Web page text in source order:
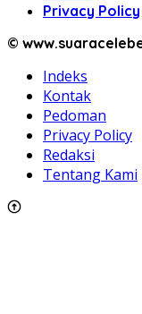
Privacy Policy
©
Indeks
Kontak
Pedoman
Privacy Policy
Redaksi
Tentang Kami